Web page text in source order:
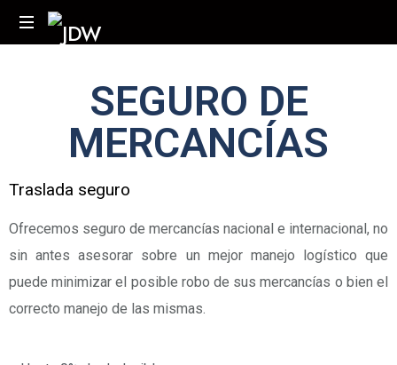
SEGURO DE
MERCANCÍAS
Traslada seguro
Ofrecemos seguro de mercancías nacional e internacional, no
sin antes asesorar sobre un mejor manejo logístico que
puede minimizar el posible robo de sus mercancías o bien el
correcto manejo de las mismas.